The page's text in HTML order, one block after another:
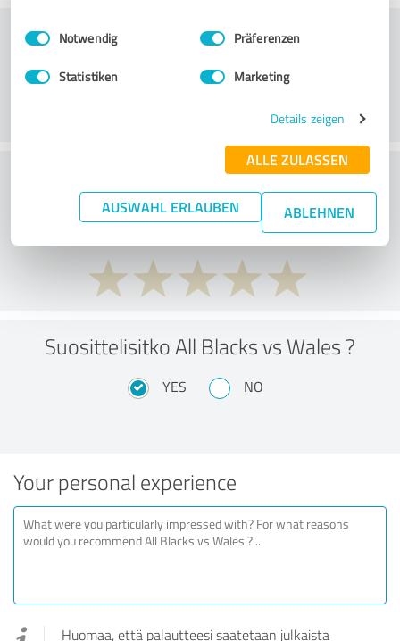
Impressum Datenschutzbestimmungen
Einwilligungsauswahl
Notwendig Präferenzen
Statistiken Marketing
Details zeigen
ALLE ZULASSEN
AUSWAHL ERLAUBEN ABLEHNEN
Asiakaspalvelu
What do you think of the price to
performance ratio?
Suosittelisitko All Blacks vs Wales ?
YES NO
Your personal experience
Huomaa, että palautteesi saatetaan julkaista